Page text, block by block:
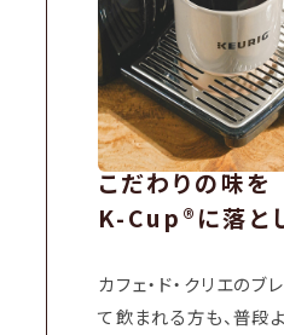
こだわりの味を
K-Cup®に落と
カフェ・ド・クリエの
て飲まれる方も、普段